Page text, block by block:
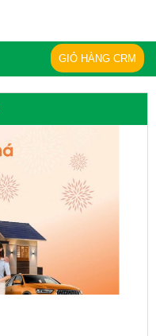
GIỎ HÀNG CRM